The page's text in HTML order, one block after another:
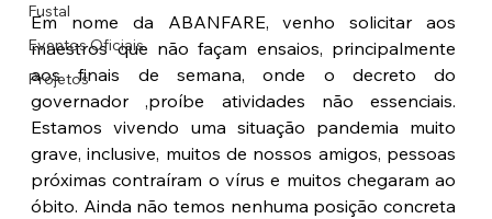
Fustal
Eventos Oficiais
Projetos
Em nome da ABANFARE, venho solicitar aos
maestros que não façam ensaios, principalmente
aos finais de semana, onde o decreto do
governador ,proíbe atividades não essenciais.
Estamos vivendo uma situação pandemia muito
grave, inclusive, muitos de nossos amigos, pessoas
próximas contraíram o vírus e muitos chegaram ao
óbito. Ainda não temos nenhuma posição concreta